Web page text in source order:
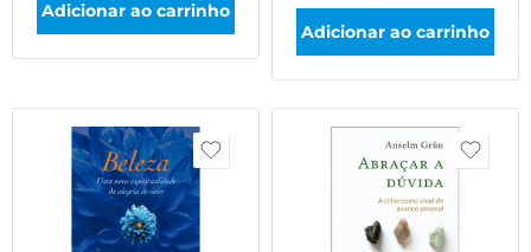
Adicionar ao carrinho
Adicionar ao carrinho